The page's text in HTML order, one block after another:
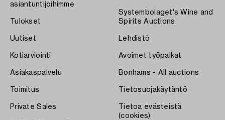
asiantuntijoihimme
Tulokset
Uutiset
Kotiarviointi
Asiakaspalvelu
Toimitus
Private Sales
Systembolaget's Wine and
Spirits Auctions
Lehdistö
Avoimet työpaikat
Bonhams - All auctions
Tietosuojakäytäntö
Tietoa evästeistä
(cookies)